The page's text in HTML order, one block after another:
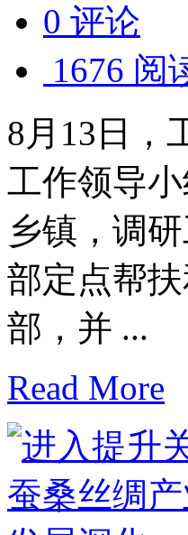
0 评论
1676 阅
8月13日，
工作领导
乡镇，调
部定点帮
部，并 ...
Read More